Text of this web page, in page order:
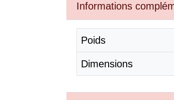
Informations
Poids
Dimensions